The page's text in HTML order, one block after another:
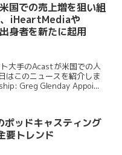
国での売上増を狙い組
iHeartMediaや
身者を新たに起用
大手のAcastが米国での人
はこのニュースを紹介しま
Greg Glenday Appoi...
ポッドキャスティング
要トレンド